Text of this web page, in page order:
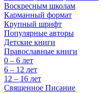
Воскресным школам
Карманный формат
Крупный шрифт
Популярные авторы
Детские книги
Православные книги
0 – 6 лет
6 – 12 лет
12 – 16 лет
Священное Писание